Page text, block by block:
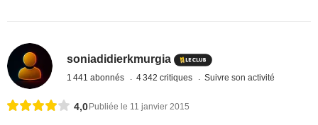
soniadidierkmurgia
1 441 abonnés 4 342 critiques Suivre son activité
4,0Publiée le 11 janvier 2015